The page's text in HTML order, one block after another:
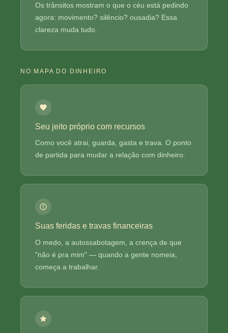
Os trânsitos mostram o que o céu está pedindo
agora: movimento? silêncio? ousadia? Essa
clareza muda tudo.
NO MAPA DO DINHEIRO
Seu jeito próprio com recursos
Como você atrai, guarda, gasta e trava. O ponto
de partida para mudar a relação com dinheiro.
Suas feridas e travas financeiras
O medo, a autossabotagem, a crença de que
"não é pra mim" — quando a gente nomeia,
começa a trabalhar.